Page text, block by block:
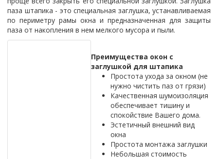
паза штапика - это специальная заглушка, устанавливаемая
по периметру рамы окна и предназначенная для защиты
паза от накопления в нем мелкого мусора и пыли.
Преимущества окон с
заглушкой для штапика
Простота ухода за окном (не
нужно чистить паз от грязи)
Качественная шумоизоляция
обеспечивает тишину и
спокойствие Вашего дома.
Эстетичный внешний вид
окна
Простота монтажа заглушки
Небольшая стоимость